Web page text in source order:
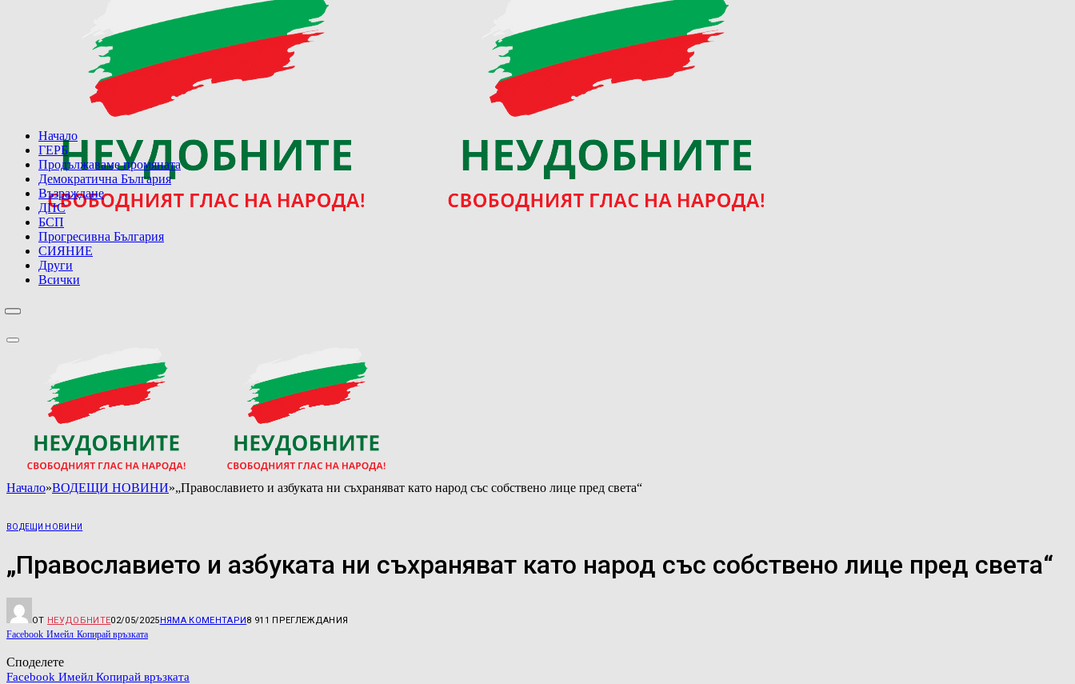
ГЕРБ
Продължаваме промяната
Демократична България
Възраждане
ДПС
БСП
Прогресивна България
СИЯНИЕ
Други
Всички
Начало»ВОДЕЩИ НОВИНИ»„Православието и азбуката ни съхраняват като народ със собствено лице пред света“
ВОДЕЩИ НОВИНИ
„Православието и азбуката ни съхраняват като народ със собствено лице пред света“
ОТ НЕУДОБНИТЕ02/05/2025НЯМА КОМЕНТАРИ8 911 ПРЕГЛЕЖДАНИЯ
Facebook Имейл Копирай връзката
Споделете
Facebook Имейл Копирай връзката